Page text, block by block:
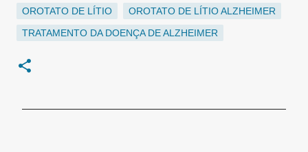
OROTATO DE LÍTIO
OROTATO DE LÍTIO ALZHEIMER
TRATAMENTO DA DOENÇA DE ALZHEIMER